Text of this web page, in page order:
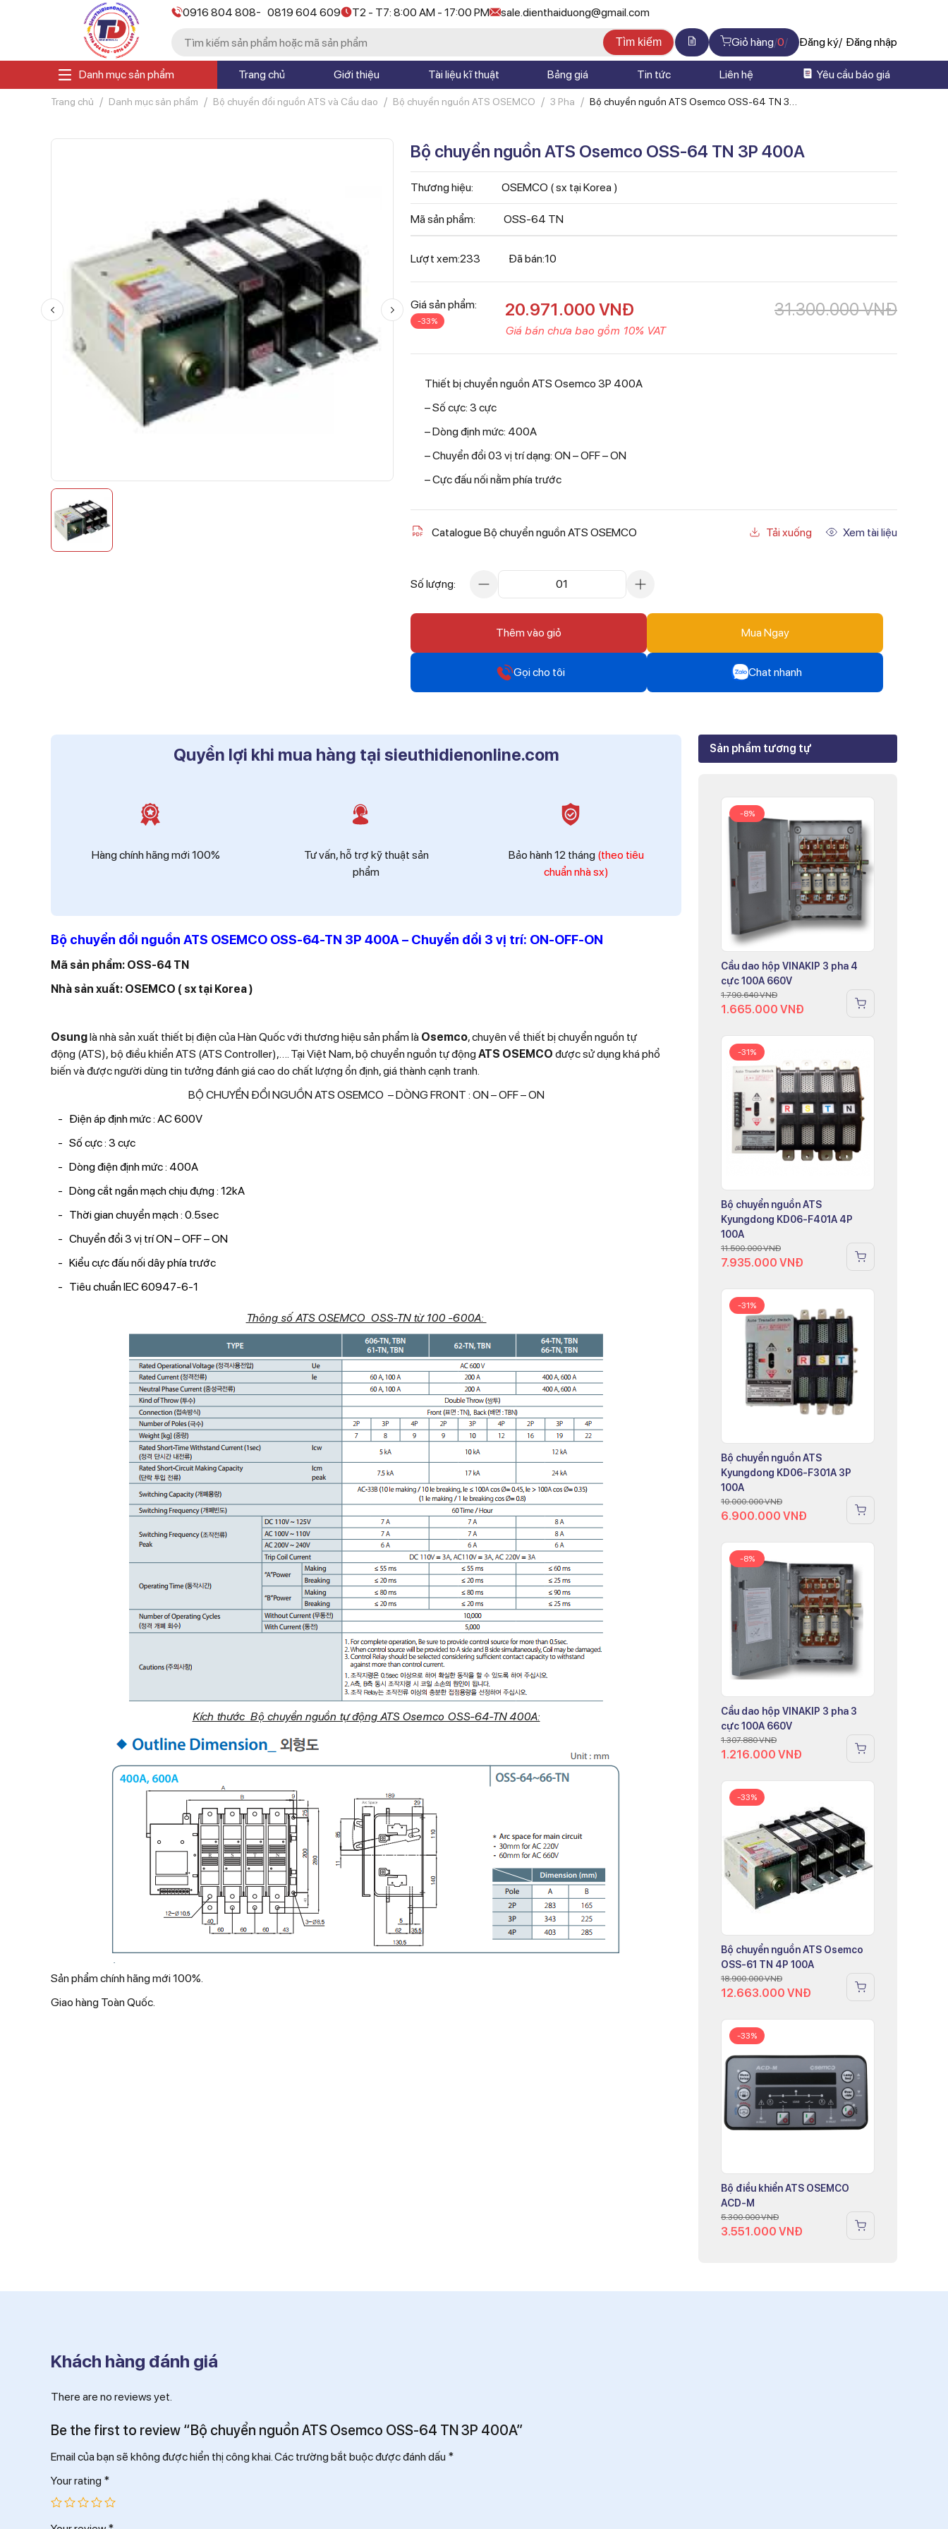
0916 804 808- 0819 604 609 T2 - T7: 8:00 AM - 17:00 PM sale.dienthaiduong@gmail.com
Tìm kiếm Giỏ hàng 0 Đăng ký Đăng nhập
Danh mục sản phẩm Trang chủ Giới thiệu Tài liệu kĩ thuật Bảng giá Tin tức Liên hệ Yêu cầu báo giá
Trang chủ Danh mục sản phẩm Bộ chuyển đổi nguồn ATS và Cầu dao Bộ chuyển nguồn ATS OSEMCO 3 Pha
Bộ chuyển nguồn ATS Osemco OSS-64 TN 3P
Bộ chuyển nguồn ATS Osemco OSS-64 TN 3P 400A
Thương hiệu: OSEMCO ( sx tại Korea )
Mã sản phẩm: OSS-64 TN
Lượt xem:233 Đã bán:10
Giá sản phẩm:
-33%
31.300.000VNĐ
20.971.000 VNĐ
Giá bán chưa bao gồm 10% VAT
Thiết bị chuyển nguồn ATS Osemco 3P 400A
–Số cực: 3 cực
–Dòng định mức: 400A
–Chuyển đổi 03 vị trí dạng: ON – OFF – ON
–Cực đấu nối nằm phía trước
Catalogue Bộ chuyển nguồn ATS OSEMCO Tải xuống Xem tài liệu
Số lượng: 01
Thêm vào giỏ Mua Ngay
Gọi cho tôi
0912 607 808
Hotline
Chat nhanh
Mr Trâm - Điện Thái Dương
Zalo
Ms Hồng - Điện Thái Dương
Quyền lợi khi mua hàng tại sieuthidienonline.com
Hàng chính hãng mới 100%
Tư vấn, hỗ trợ kỹ thuật sản
phẩm
Bảo hành 12 tháng (theo tiêu
chuẩn nhà sx)
Bộ chuyển đổi nguồn ATS OSEMCO OSS-64-TN 3P 400A – Chuyển đổi 3 vị trí: ON-OFF-ON
Mã sản phẩm: OSS-64 TN
Nhà sản xuất: OSEMCO ( sx tại Korea )
Osunglà nhà sản xuất thiết bị điện của Hàn Quốc với thương hiệu sản phẩm là Osemco, chuyên về thiết bị chuyển nguồn tự
động (ATS), bộ điều khiển ATS (ATS Controller),…. Tại Việt Nam, bộ chuyển nguồn tự động ATS OSEMCO được sử dụng khá phổ
biến và được người dùng tin tưởng đánh giá cao do chất lượng ổn định, giá thành cạnh tranh.
BỘ CHUYỂN ĐỔI NGUỒN ATS OSEMCO – DÒNG FRONT : ON – OFF – ON
Điện áp định mức : AC 600V
Số cực : 3 cực
Dòng điện định mức : 400A
Dòng cắt ngắn mạch chịu đựng : 12kA
Thời gian chuyển mạch : 0.5sec
Chuyển đổi 3 vị trí ON – OFF – ON
Kiểu cực đấu nối dây phía trước
Tiêu chuẩn IEC 60947-6-1
Thông số ATS OSEMCO OSS-TN từ 100 -600A:
Kích thước Bộ chuyển nguồn tự động ATS Osemco OSS-64-TN 400A:
Sản phẩm chính hãng mới 100%.
Giao hàng Toàn Quốc.
Sản phẩm tương tự
-8%
Cầu dao hộp VINAKIP 3 pha 4
cực 100A 660V
1.790.640VNĐ
1.665.000 VNĐ
-31%
Bộ chuyển nguồn ATS
Kyungdong KD06-F401A 4P
100A
11.500.000VNĐ
7.935.000 VNĐ
-31%
Bộ chuyển nguồn ATS
Kyungdong KD06-F301A 3P
100A
10.000.000VNĐ
6.900.000 VNĐ
-8%
Cầu dao hộp VINAKIP 3 pha 3
cực 100A 660V
1.307.880VNĐ
1.216.000 VNĐ
-33%
Bộ chuyển nguồn ATS Osemco
OSS-61 TN 4P 100A
18.900.000VNĐ
12.663.000 VNĐ
-33%
Bộ điều khiển ATS OSEMCO
ACD-M
5.300.000VNĐ
3.551.000 VNĐ
Khách hàng đánh giá
There are no reviews yet.
Be the first to review “Bộ chuyển nguồn ATS Osemco OSS-64 TN 3P 400A”
Email của bạn sẽ không được hiển thị công khai.Các trường bắt buộc được đánh dấu *
Your rating *